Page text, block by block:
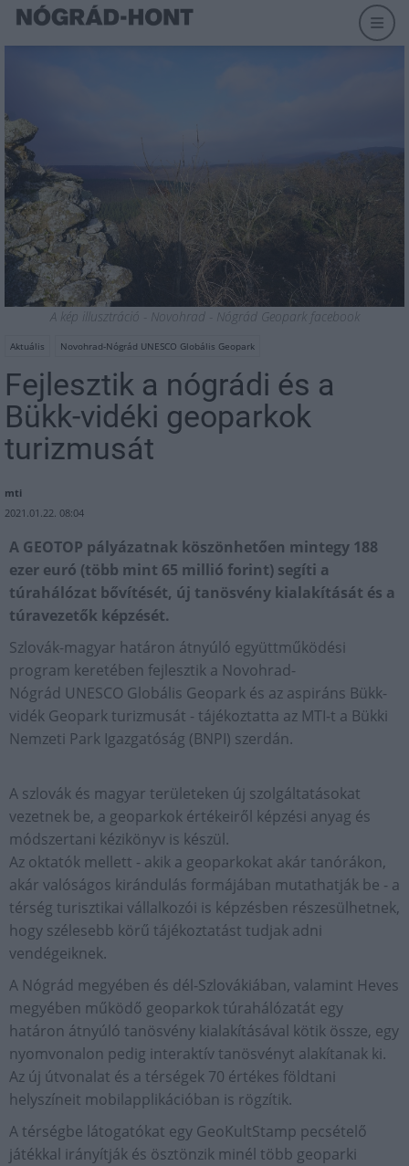
A kép illusztráció - Novohrad - Nógrád Geopark facebook
Aktuális Novohrad-Nógrád UNESCO Globális Geopark
Fejlesztik a nógrádi és a
Bükk-vidéki geoparkok
turizmusát
mti
2021.01.22. 08:04
A GEOTOP pályázatnak köszönhetően mintegy 188
ezer euró (több mint 65 millió forint) segíti a
túrahálózat bővítését, új tanösvény kialakítását és a
túravezetők képzését.
Szlovák-magyar határon átnyúló együttműködési
program keretében fejlesztik a Novohrad-
Nógrád UNESCO Globális Geopark és az aspiráns Bükk-
vidék Geopark turizmusát - tájékoztatta az MTI-t a Bükki
Nemzeti Park Igazgatóság (BNPI) szerdán.
A szlovák és magyar területeken új szolgáltatásokat
vezetnek be, a geoparkok értékeiről képzési anyag és
módszertani kézikönyv is készül.
Az oktatók mellett - akik a geoparkokat akár tanórákon,
akár valóságos kirándulás formájában mutathatják be - a
térség turisztikai vállalkozói is képzésben részesülhetnek,
hogy szélesebb körű tájékoztatást tudjak adni
vendégeiknek.
A Nógrád megyében és dél-Szlovákiában, valamint Heves
megyében működő geoparkok túrahálózatát egy
határon átnyúló tanösvény kialakításával kötik össze, egy
nyomvonalon pedig interaktív tanösvényt alakítanak ki.
Az új útvonalat és a térségek 70 értékes földtani
helyszíneit mobilapplikációban is rögzítik.
A térségbe látogatókat egy GeoKultStamp pecsételő
játékkal irányítják és ösztönzik minél több geoparki